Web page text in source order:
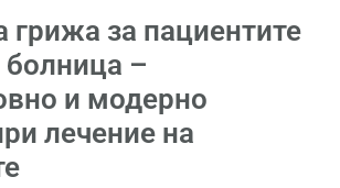
грижа за пациентите
–
и модерно
лечение на